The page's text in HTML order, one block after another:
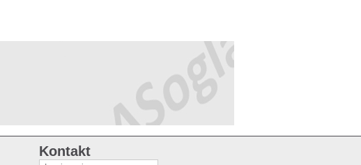
Kontakt